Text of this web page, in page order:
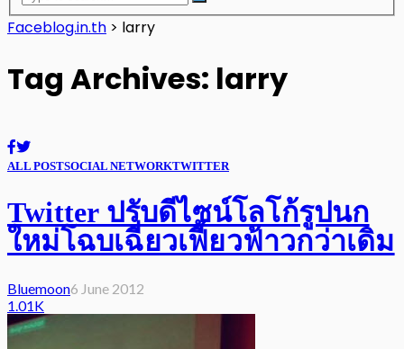
Faceblog.in.th > larry
Tag Archives: larry
ALL POSTSOCIAL NETWORKTWITTER
Twitter ปรับดีไซน์โลโก้รูปนก
ใหม่โฉบเฉี่ยวเฟี้ยวฟ้าวกว่าเดิม
Bluemoon6 June 2012
1.01K